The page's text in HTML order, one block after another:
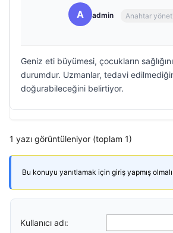
A admin Anahtar
Geniz eti büyümesi, çocukların
durumdur. Uzmanlar, tedavi
doğurabileceğini belirtiyor.
1 yazı görüntüleniyor (toplam 1)
Bu konuyu yanıtlamak için giriş yapmış
Kullanıcı adı: